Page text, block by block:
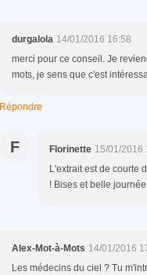
durgalola 14/01/2016 16:58
merci pour ce conseil. Je
mots, je sens que c'est
Répondre
F Florinette 15/01/2016
L'extrait est de courte
! Bises et belle journée
Alex-Mot-à-Mots 14/01/2016
Les médecins du ciel ? Tu